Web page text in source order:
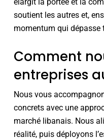
soutient les autres et,
momentum qui dépasse
Comment
entreprises
Nous vous
concrets avec une
marché libanais. Nous
réalité, puis déployons